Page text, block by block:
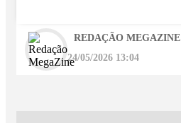
REDAÇÃO MEGAZINE
24/05/2026 13:04